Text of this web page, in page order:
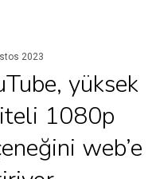
2023
yüksek
1080p
web’e